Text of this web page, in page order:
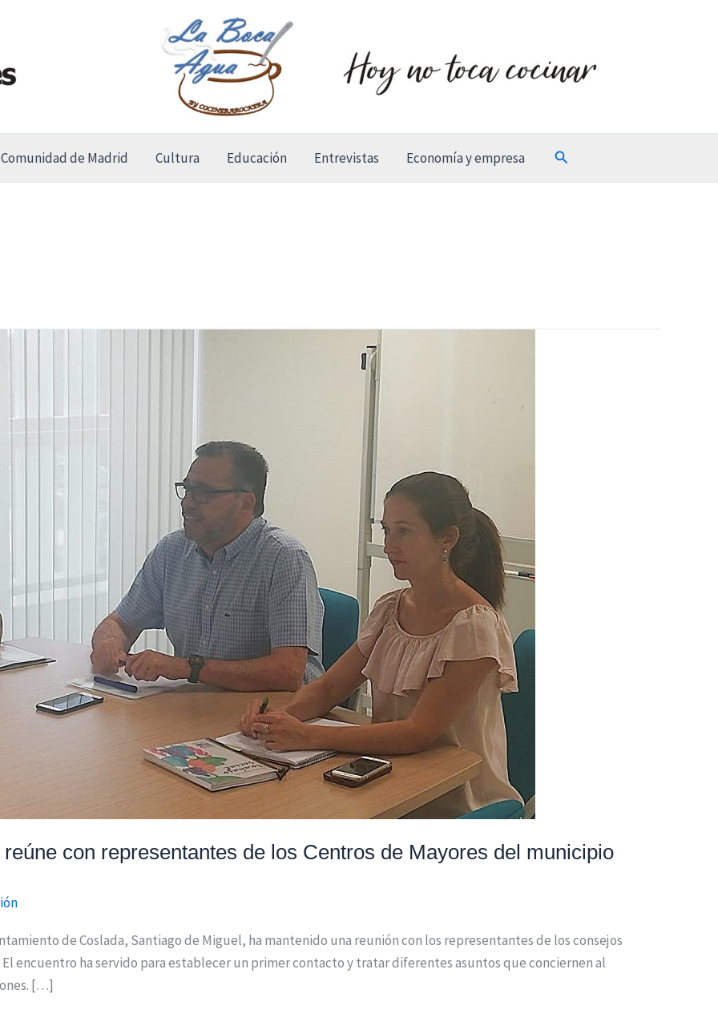
Comunidad de Madrid Cultura Educación Entrevistas Economía y empresa Buscar
con representantes de los Centros de Mayores del municipio
de Coslada, Santiago de Miguel, ha mantenido una reunión con los representantes de los consejos
encuentro ha servido para establecer un primer contacto y tratar diferentes asuntos que conciernen al
[…]